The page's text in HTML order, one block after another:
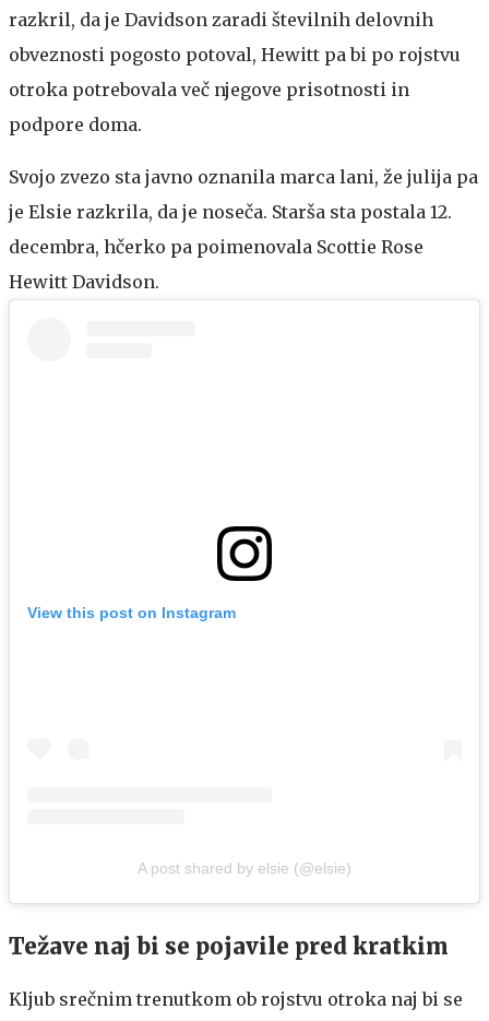
razkril, da je Davidson zaradi številnih delovnih
obveznosti pogosto potoval, Hewitt pa bi po rojstvu
otroka potrebovala več njegove prisotnosti in
podpore doma.
Svojo zvezo sta javno oznanila marca lani, že julija pa
je Elsie razkrila, da je noseča. Starša sta postala 12.
decembra, hčerko pa poimenovala Scottie Rose
Hewitt Davidson.
View this post on Instagram
A post shared by elsie (@elsie)
Težave naj bi se pojavile pred kratkim
Kljub srečnim trenutkom ob rojstvu otroka naj bi se